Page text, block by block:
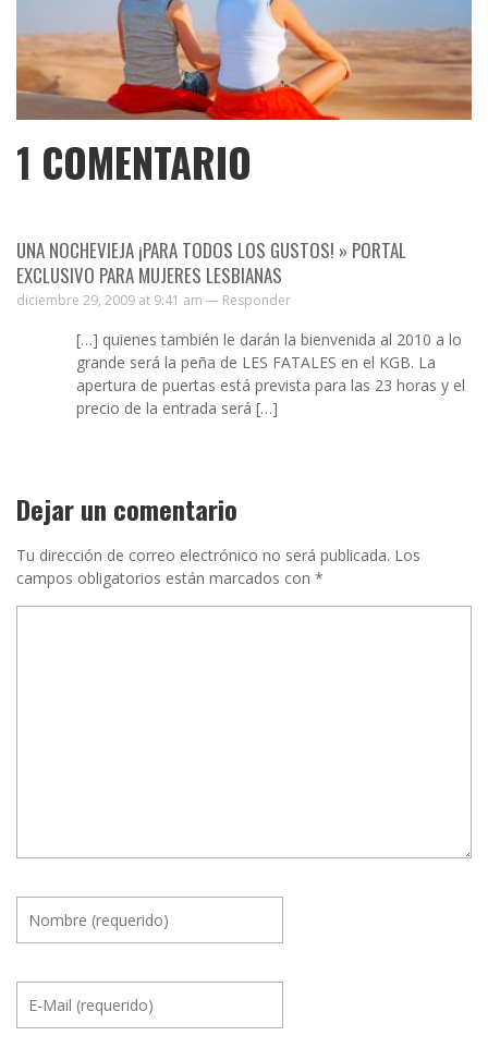
1 COMENTARIO
UNA NOCHEVIEJA ¡PARA TODOS LOS GUSTOS! » PORTAL
EXCLUSIVO PARA MUJERES LESBIANAS
diciembre 29, 2009 at 9:41 am — Responder
[…] quienes también le darán la bienvenida al 2010 a lo
grande será la peña de LES FATALES en el KGB. La
apertura de puertas está prevista para las 23 horas y el
precio de la entrada será […]
Dejar un comentario
Tu dirección de correo electrónico no será publicada. Los
campos obligatorios están marcados con *